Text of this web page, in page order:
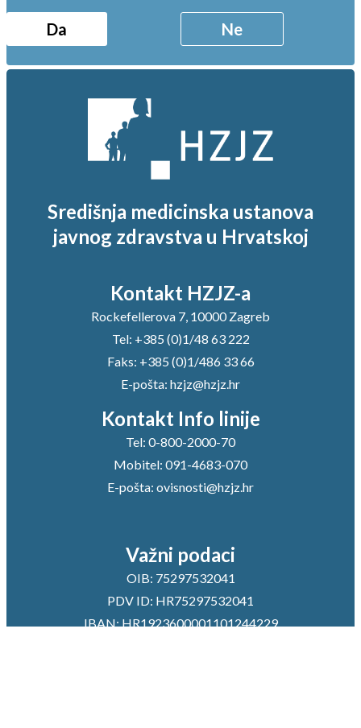
Da Ne
Središnja medicinska ustanova
javnog zdravstva u Hrvatskoj
Kontakt HZJZ-a
Rockefellerova 7, 10000 Zagreb
Tel: +385 (0)1/48 63 222
Faks: +385 (0)1/486 33 66
E-pošta: hzjz@hzjz.hr
Kontakt Info linije
Tel: 0-800-2000-70
Mobitel: 091-4683-070
E-pošta: ovisnosti@hzjz.hr
Važni podaci
OIB: 75297532041
PDV ID: HR75297532041
IBAN: HR1923600001101244229